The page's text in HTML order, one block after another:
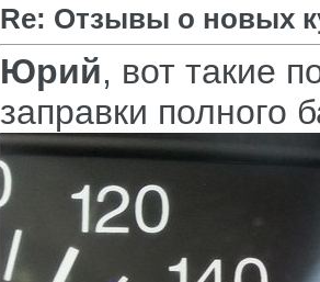
Re: Отзывы о новых
Юрий, вот такие
заправки полного